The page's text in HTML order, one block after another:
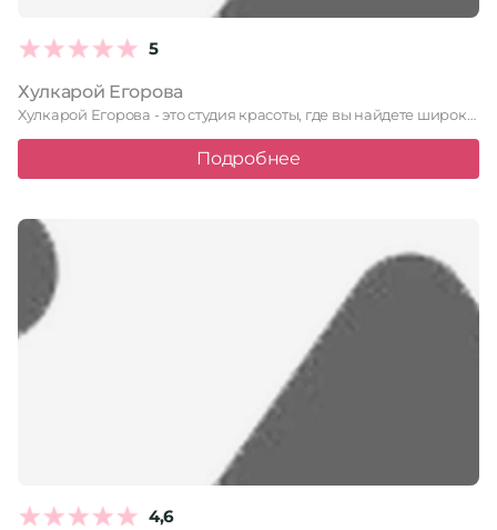
5
Хулкарой Егорова
Хулкарой Егорова - это студия красоты, где вы найдете широкий …
Подробнее
4,6